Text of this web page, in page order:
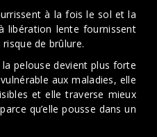
à la fois le sol et la
libération lente fournissent
de brûlure.
pelouse devient plus forte
aux maladies, elle
et elle traverse mieux
qu’elle pousse dans un